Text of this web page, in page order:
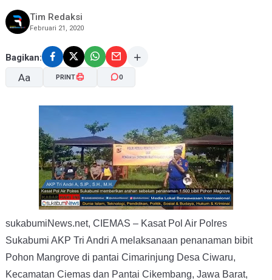
Tim Redaksi
Februari 21, 2020
Bagikan:
Aa
A- A+
PRINT 0
sukabumiNews.net, CIEMAS – Kasat Pol Air Polres
Sukabumi AKP Tri Andri A melaksanaan penanaman bibit
Pohon Mangrove di pantai Cimarinjung Desa Ciwaru,
Kecamatan Ciemas dan Pantai Cikembang, Jawa Barat,